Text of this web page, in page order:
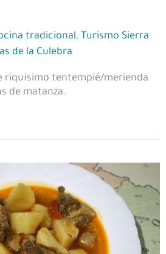
tradicional, Turismo Sierra
de la Culebra
riquísimo tentempié/merienda
de matanza.